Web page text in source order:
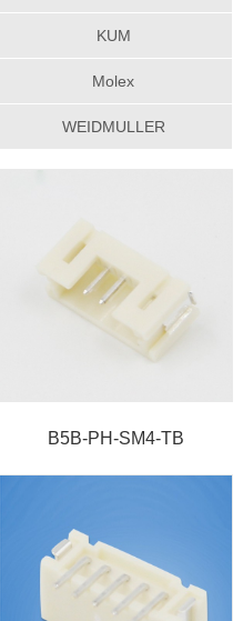
KUM
Molex
WEIDMULLER
B5B-PH-SM4-TB